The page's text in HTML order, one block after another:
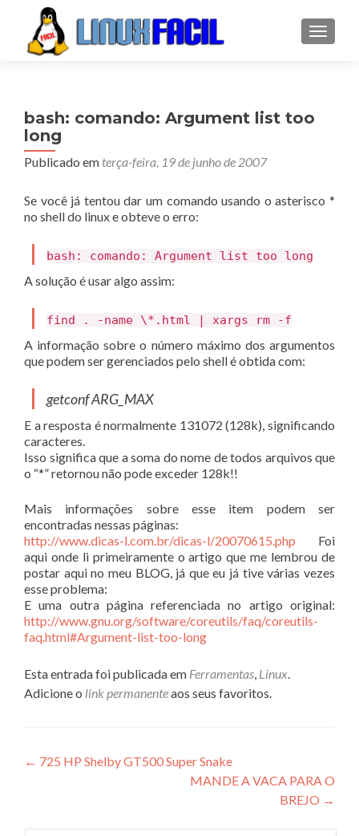
bash: comando: Argument list too
long
Publicado em terça-feira, 19 de junho de 2007
Se você já tentou dar um comando usando o asterisco *
no shell do linux e obteve o erro:
bash: comando: Argument list too long
A solução é usar algo assim:
find . -name \*.html | xargs rm -f
A informação sobre o número máximo dos argumentos
que podem ser gerenciados pelo shell é obtida com:
getconf ARG_MAX
E a resposta é normalmente 131072 (128k), significando
caracteres.
Isso significa que a soma do nome de todos arquivos que
o “*” retornou não pode exceder 128k!!
Mais informações sobre esse item podem ser
encontradas nessas páginas:
http://www.dicas-l.com.br/dicas-l/20070615.php Foi
aqui onde li primeiramente o artigo que me lembrou de
postar aqui no meu BLOG, já que eu já tive várias vezes
esse problema:
E uma outra página referenciada no artigo original:
http://www.gnu.org/software/coreutils/faq/coreutils-
faq.html#Argument-list-too-long
Esta entrada foi publicada em Ferramentas, Linux.
Adicione o link permanenteaos seus favoritos.
Navegação
Post
← 725 HP Shelby GT500 Super Snake
MANDE A VACA PARA O
BREJO →